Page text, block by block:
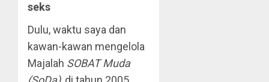
seks
Dulu, waktu saya dan
kawan-kawan mengelola
Majalah SOBAT Muda